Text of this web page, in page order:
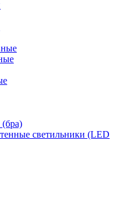
светильники (LED